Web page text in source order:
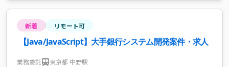
新着 リモート可
【Java/JavaScript】大手銀行システム開発案件・求人
業務委託 東京都 中野駅